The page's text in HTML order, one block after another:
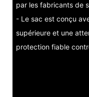
par les fabricants de
- Le sac est conçu
supérieure et une
protection fiable